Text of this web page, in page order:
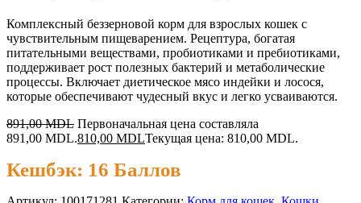
Комплексный беззерновой корм для взрослых кошек с
чувствительным пищеварением. Рецептура, богатая
питательными веществами, пробиотиками и пребиотиками,
поддерживает рост полезных бактерий и метаболические
процессы. Включает диетическое мясо индейки и лосося,
которые обеспечивают чудесный вкус и легко усваиваются.
891,00MDL Первоначальная цена составляла
891,00 MDL.810,00 MDLТекущая цена: 810,00 MDL.
Кешбэк: 16 Баллов